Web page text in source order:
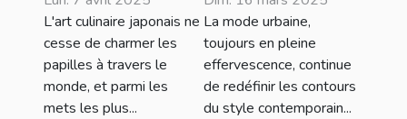
avec des
ingrédients
locaux
L'art culinaire japonais ne
cesse de charmer les
papilles à travers le
monde, et parmi les
mets les plus...
urbaine en
2023
La mode urbaine,
toujours en pleine
effervescence, continue
de redéfinir les contours
du style contemporain...